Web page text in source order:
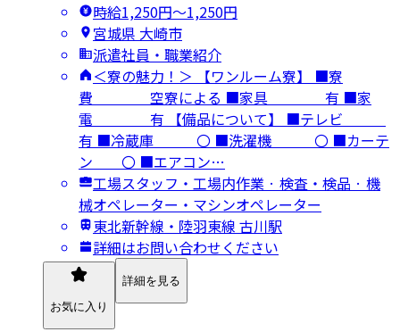
時給1,250円〜1,250円
宮城県 大崎市
派遣社員・職業紹介
＜寮の魅力！＞ 【ワンルーム寮】 ■寮
費 空寮による ■家具 有 ■家
電 有 【備品について】 ■テレビ
有 ■冷蔵庫 〇 ■洗濯機 〇 ■カーテ
ン 〇 ■エアコン…
工場スタッフ・工場内作業 · 検査・検品 · 機
械オペレーター・マシンオペレーター
東北新幹線・陸羽東線 古川駅
詳細はお問い合わせください
お気に入り
詳細を見る